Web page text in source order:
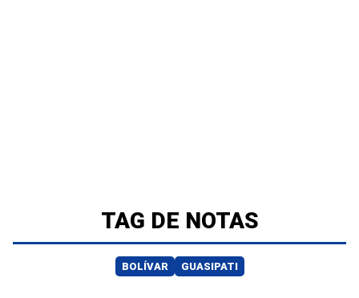
TAG DE NOTAS
BOLÍVAR GUASIPATI